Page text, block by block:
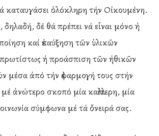
καταυγάσει ὁλόκληρη τήν Οἰκουμένη.
δέ θά πρέπει νά εἶναι μόνο ἡ
καί ἐπαύξηση τῶν ὑλικῶν
πρωτίστως ἡ προάσπιση τῶν ἠθικῶν
μέσα ἀπό τήν ἐφαρμογή τους στήν
ἀνώτερο σκοπό μία καλλίτερη, μία
σύμφωνα μέ τά ὄνειρά σας.